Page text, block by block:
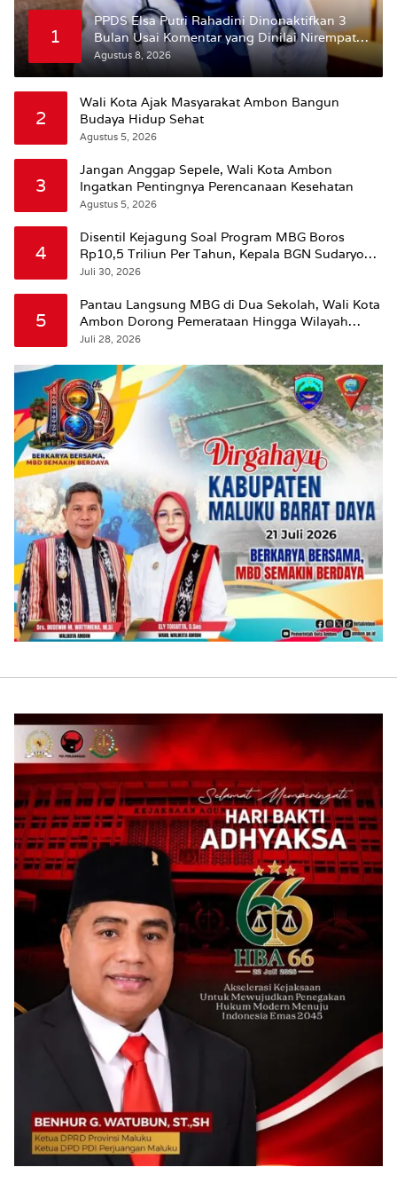
1
PPDS Elsa Putri Rahadini Dinonaktifkan 3
Bulan Usai Komentar yang Dinilai Nirempati
ke Pasien BPJS
Agustus 8, 2026
2
Wali Kota Ajak Masyarakat Ambon Bangun
Budaya Hidup Sehat
Agustus 5, 2026
3
Jangan Anggap Sepele, Wali Kota Ambon
Ingatkan Pentingnya Perencanaan Kesehatan
Agustus 5, 2026
4
Disentil Kejagung Soal Program MBG Boros
Rp10,5 Triliun Per Tahun, Kepala BGN Sudaryono
Beri Penjelasan
Juli 30, 2026
5
Pantau Langsung MBG di Dua Sekolah, Wali Kota
Ambon Dorong Pemerataan Hingga Wilayah
Leitimur Selatan
Juli 28, 2026